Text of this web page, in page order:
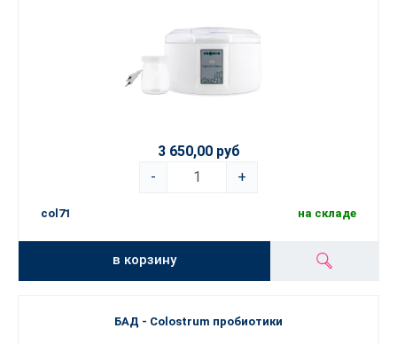
3 650,00 руб
-
+
col71 на складе
в корзину
БАД - Colostrum пробиотики